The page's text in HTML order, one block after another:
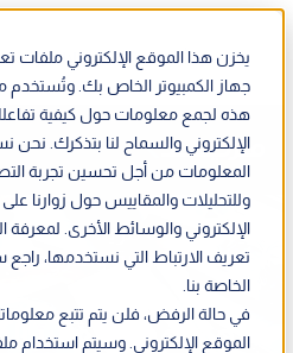
يخزن هذا الموقع الإلكتروني ملفات
جهاز الكمبيوتر الخاص بك. وتُستخدم
هذه لجمع معلومات حول كيفية
الإلكتروني والسماح لنا بتذكرك.
المعلومات من أجل تحسين تجربة
وللتحليلات والمقاييس حول زوارنا
الإلكتروني والوسائط الأخرى. لمعرفة
تعريف الارتباط التي نستخدمها،
الخاصة بنا.
في حالة الرفض، فلن يتم تتبع
الموقع الإلكتروني. وسيتم استخدام
ندوة أونلاين - الفاتورة الإلكترونية
ما هي أهمية معايير
مزيد»مدونة مزيد»محاسبة
المحاسبة الدولية